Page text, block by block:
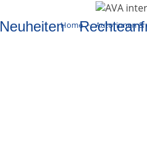
NeuheitenHome Autorinnen &